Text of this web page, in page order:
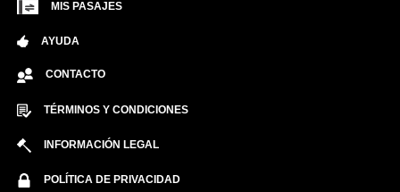
MIS PASAJES
AYUDA
CONTACTO
TÉRMINOS Y CONDICIONES
INFORMACIÓN LEGAL
POLÍTICA DE PRIVACIDAD